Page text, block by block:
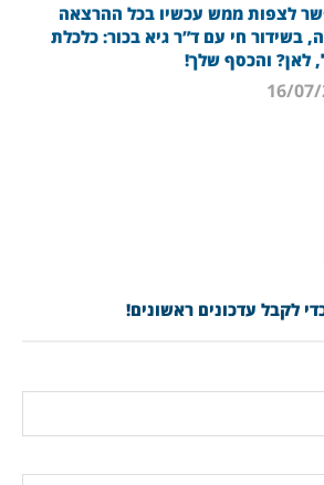
לצפות ממש עכשיו בכל ההרצאה
בשידור חי עם ד”ר גיא בכור: כלכלת
לאן? והכסף שלך!
לקבל עדכונים ראשונים!